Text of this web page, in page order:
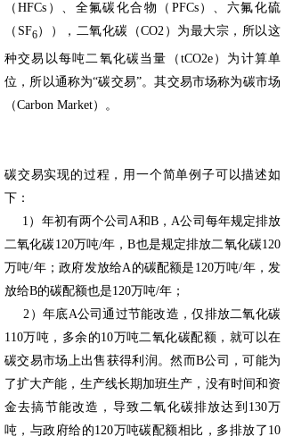
（HFCs）、全氟碳化合物（PFCs）、六氟化硫
（SF6）），二氧化碳（CO2）为最大宗，所以这
种交易以每吨二氧化碳当量（tCO2e）为计算单
位，所以通称为“碳交易”。其交易市场称为碳市场
（Carbon Market）。
碳交易实现的过程，用一个简单例子可以描述如
下：
1）年初有两个公司A和B，A公司每年规定排放
二氧化碳120万吨/年，B也是规定排放二氧化碳120
万吨/年；政府发放给A的碳配额是120万吨/年，发
放给B的碳配额也是120万吨/年；
2）年底A公司通过节能改造，仅排放二氧化碳
110万吨，多余的10万吨二氧化碳配额，就可以在
碳交易市场上出售获得利润。然而B公司，可能为
了扩大产能，生产线长期加班生产，没有时间和资
金去搞节能改造，导致二氧化碳排放达到130万
吨，与政府给的120万吨碳配额相比，多排放了10